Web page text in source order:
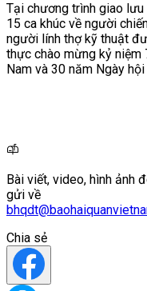
Tại chương trình giao lưu
15 ca khúc về người
người lính thợ kỹ thuật
thực chào mừng kỷ niệm
Nam và 30 năm Ngày
Bài viết, video, hình ảnh
gửi về
Chia sẻ